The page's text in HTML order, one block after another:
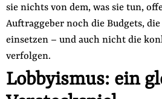
sie nichts von dem, was sie tun,
Auftraggeber noch die Budgets,
einsetzen – und auch nicht die
verfolgen.
Lobbyismus: ein